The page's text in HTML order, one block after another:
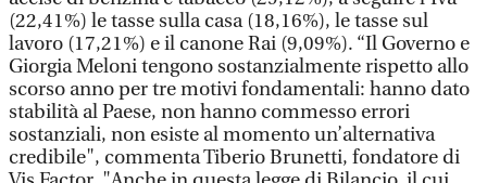
(22,41%) le tasse sulla casa (18,16%), le tasse sul
lavoro (17,21%) e il canone Rai (9,09%). “Il Governo e
Giorgia Meloni tengono sostanzialmente rispetto allo
scorso anno per tre motivi fondamentali: hanno dato
stabilità al Paese, non hanno commesso errori
sostanziali, non esiste al momento un’alternativa
credibile", commenta Tiberio Brunetti, fondatore di